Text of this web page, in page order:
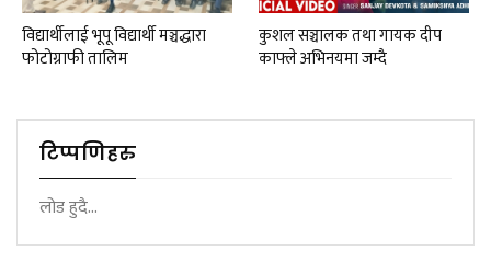
विद्यार्थीलाई भूपू विद्यार्थी मञ्चद्धारा
फोटोग्राफी तालिम
कुशल सञ्चालक तथा गायक दीप
काफ्ले अभिनयमा जम्दै
टिप्पणिहरु
लोड हुदै...